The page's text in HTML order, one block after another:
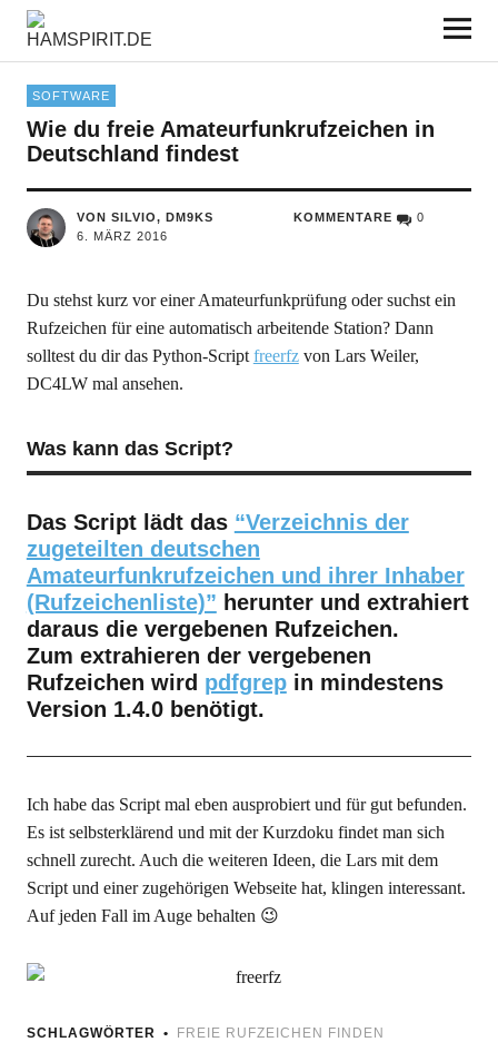
HAMSPIRIT.DE
SOFTWARE
Wie du freie Amateurfunkrufzeichen in
Deutschland findest
VON SILVIO, DM9KS
6. MÄRZ 2016
KOMMENTARE 0
Du stehst kurz vor einer Amateurfunkprüfung oder suchst ein
Rufzeichen für eine automatisch arbeitende Station? Dann
solltest du dir das Python-Script freerfzvon Lars Weiler,
DC4LW mal ansehen.
Was kann das Script?
Das Script lädt das “Verzeichnis der
zugeteilten deutschen
Amateurfunkrufzeichen und ihrer Inhaber
(Rufzeichenliste)” herunter und extrahiert
daraus die vergebenen Rufzeichen.
Zum extrahieren der vergebenen
Rufzeichen wird pdfgrepin mindestens
Version 1.4.0 benötigt.
Ich habe das Script mal eben ausprobiert und für gut befunden.
Es ist selbsterklärend und mit der Kurzdoku findet man sich
schnell zurecht. Auch die weiteren Ideen, die Lars mit dem
Script und einer zugehörigen Webseite hat, klingen interessant.
Auf jeden Fall im Auge behalten 😉
SCHLAGWÖRTER FREIE RUFZEICHEN FINDEN